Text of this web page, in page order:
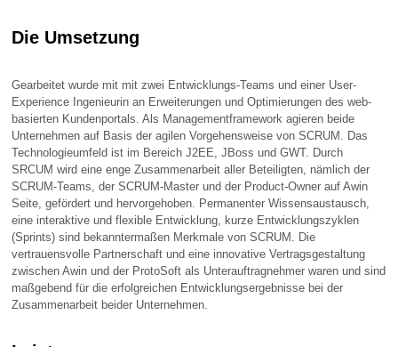
Die Umsetzung
Gearbeitet wurde mit mit zwei Entwicklungs-Teams und einer User-
Experience Ingenieurin an Erweiterungen und Optimierungen des web-
basierten Kundenportals. Als Managementframework agieren beide
Unternehmen auf Basis der agilen Vorgehensweise von SCRUM. Das
Technologieumfeld ist im Bereich J2EE, JBoss und GWT. Durch
SRCUM wird eine enge Zusammenarbeit aller Beteiligten, nämlich der
SCRUM-Teams, der SCRUM-Master und der Product-Owner auf Awin
Seite, gefördert und hervorgehoben. Permanenter Wissensaustausch,
eine interaktive und flexible Entwicklung, kurze Entwicklungszyklen
(Sprints) sind bekanntermaßen Merkmale von SCRUM. Die
vertrauensvolle Partnerschaft und eine innovative Vertragsgestaltung
zwischen Awin und der ProtoSoft als Unterauftragnehmer waren und sind
maßgebend für die erfolgreichen Entwicklungsergebnisse bei der
Zusammenarbeit beider Unternehmen.